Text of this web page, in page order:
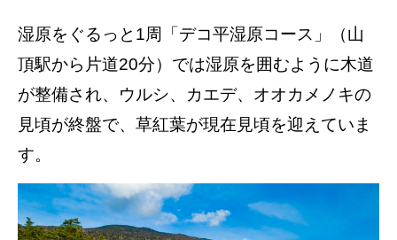
湿原をぐるっと1周「デコ平湿原コース」（山
頂駅から片道20分）では湿原を囲むように木道
が整備され、ウルシ、カエデ、オオカメノキの
見頃が終盤で、草紅葉が現在見頃を迎えていま
す。